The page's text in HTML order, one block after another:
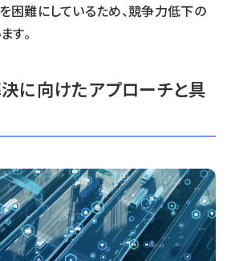
困難にしているため、競争力低下の
す。
に向けたアプローチと具